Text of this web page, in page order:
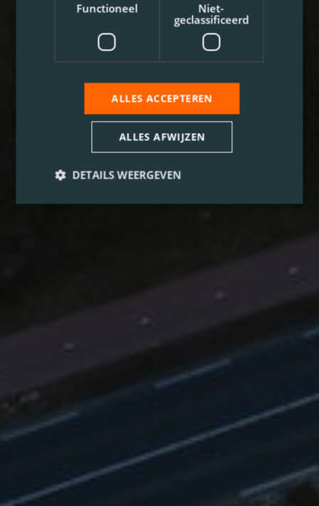
Functioneel
Niet-
geclassificeerd
ALLES ACCEPTEREN
ALLES AFWIJZEN
DETAILS WEERGEVEN